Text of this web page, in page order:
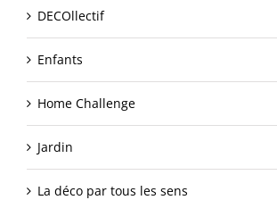
DECOllectif
Enfants
Home Challenge
Jardin
La déco par tous les sens